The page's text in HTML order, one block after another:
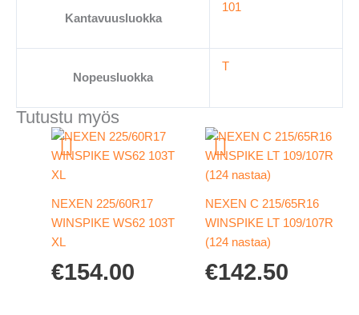
Kantavuusluokka
101
Nopeusluokka
T
Tutustu myös
NEXEN 225/60R17
WINSPIKE WS62 103T
XL
€154.00
NEXEN C 215/65R16
WINSPIKE LT 109/107R
(124 nastaa)
€142.50